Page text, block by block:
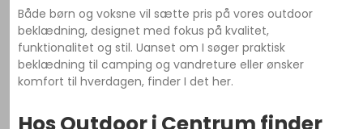
Både børn og voksne vil sætte pris på vores outdoor
beklædning, designet med fokus på kvalitet,
funktionalitet og stil. Uanset om I søger praktisk
beklædning til camping og vandreture eller ønsker
komfort til hverdagen, finder I det her.